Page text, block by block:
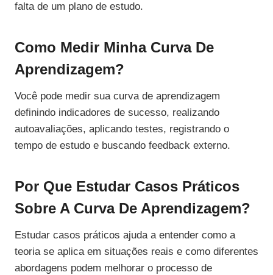
falta de um plano de estudo.
Como Medir Minha Curva De
Aprendizagem?
Você pode medir sua curva de aprendizagem
definindo indicadores de sucesso, realizando
autoavaliações, aplicando testes, registrando o
tempo de estudo e buscando feedback externo.
Por Que Estudar Casos Práticos
Sobre A Curva De Aprendizagem?
Estudar casos práticos ajuda a entender como a
teoria se aplica em situações reais e como diferentes
abordagens podem melhorar o processo de